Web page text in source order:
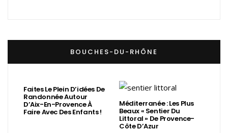
BOUCHES-DU-RHÔNE
Faites Le Plein D’idées De
Randonnée Autour
D’Aix-En-Provence À
Faire Avec Des Enfants !
Méditerranée : Les Plus
Beaux « Sentier Du
Littoral » De Provence-
Côte D’Azur